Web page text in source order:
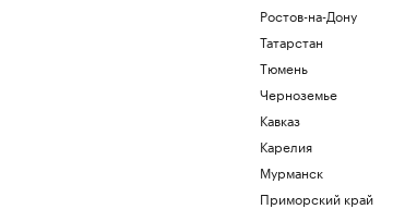
Верховный суд сообщил об иске о
Ростов-на-Дону
Татарстан
Тюмень
Черноземье
Кавказ
Карелия
Мурманск
Приморский край